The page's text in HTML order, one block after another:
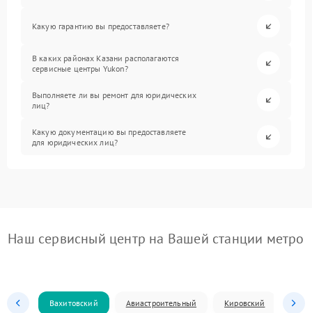
Какую гарантию вы предоставляете?
В каких районах Казани располагаются
сервисные центры Yukon?
Выполняете ли вы ремонт для юридических
лиц?
Какую документацию вы предоставляете
для юридических лиц?
Наш сервисный центр на Вашей станции метро
Вахитовский Авиастроительный Кировский